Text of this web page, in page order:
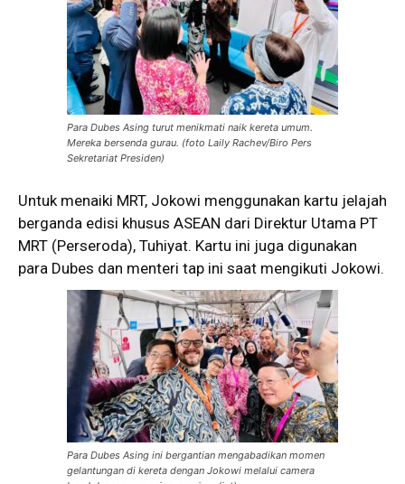
Para Dubes Asing turut menikmati naik kereta umum.
Mereka bersenda gurau. (foto Laily Rachev/Biro Pers
Sekretariat Presiden)
Untuk menaiki MRT, Jokowi menggunakan kartu jelajah
berganda edisi khusus ASEAN dari Direktur Utama PT
MRT (Perseroda), Tuhiyat. Kartu ini juga digunakan
para Dubes dan menteri tap ini saat mengikuti Jokowi.
Para Dubes Asing ini bergantian mengabadikan momen
gelantungan di kereta dengan Jokowi melalui camera